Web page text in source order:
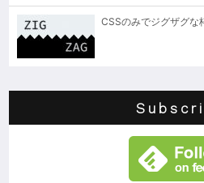
CSSのみでジグザグな